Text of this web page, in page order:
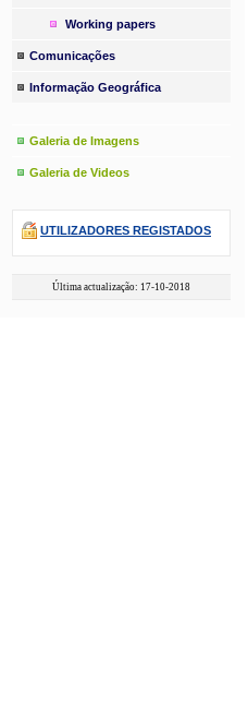
Working papers
Comunicações
Informação Geográfica
Galeria de Imagens
Galeria de Videos
UTILIZADORES REGISTADOS
Última actualização: 17-10-2018